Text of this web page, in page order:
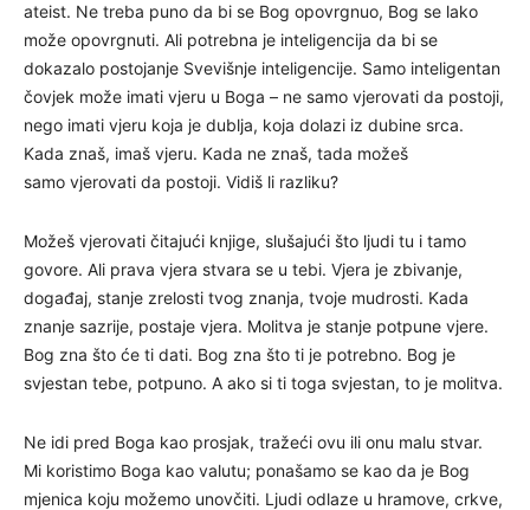
ateist. Ne treba puno da bi se Bog opovrgnuo, Bog se lako
može opovrgnuti. Ali potrebna je inteligencija da bi se
dokazalo postojanje Svevišnje inteligencije. Samo inteligentan
čovjek može imati vjeru u Boga – ne samo vjerovati da postoji,
nego imati vjeru koja je dublja, koja dolazi iz dubine srca.
Kada znaš, imaš vjeru. Kada ne znaš, tada možeš
samo vjerovati da postoji. Vidiš li razliku?
Možeš vjerovati čitajući knjige, slušajući što ljudi tu i tamo
govore. Ali prava vjera stvara se u tebi. Vjera je zbivanje,
događaj, stanje zrelosti tvog znanja, tvoje mudrosti. Kada
znanje sazrije, postaje vjera. Molitva je stanje potpune vjere.
Bog zna što će ti dati. Bog zna što ti je potrebno. Bog je
svjestan tebe, potpuno. A ako si ti toga svjestan, to je molitva.
Ne idi pred Boga kao prosjak, tražeći ovu ili onu malu stvar.
Mi koristimo Boga kao valutu; ponašamo se kao da je Bog
mjenica koju možemo unovčiti. Ljudi odlaze u hramove, crkve,